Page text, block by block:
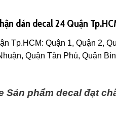
dán decal 24 Quận
Tp.HCM: Quận 1, Quận 2,
Quận Tân Phú, Quận
Sản phẩm decal đạt